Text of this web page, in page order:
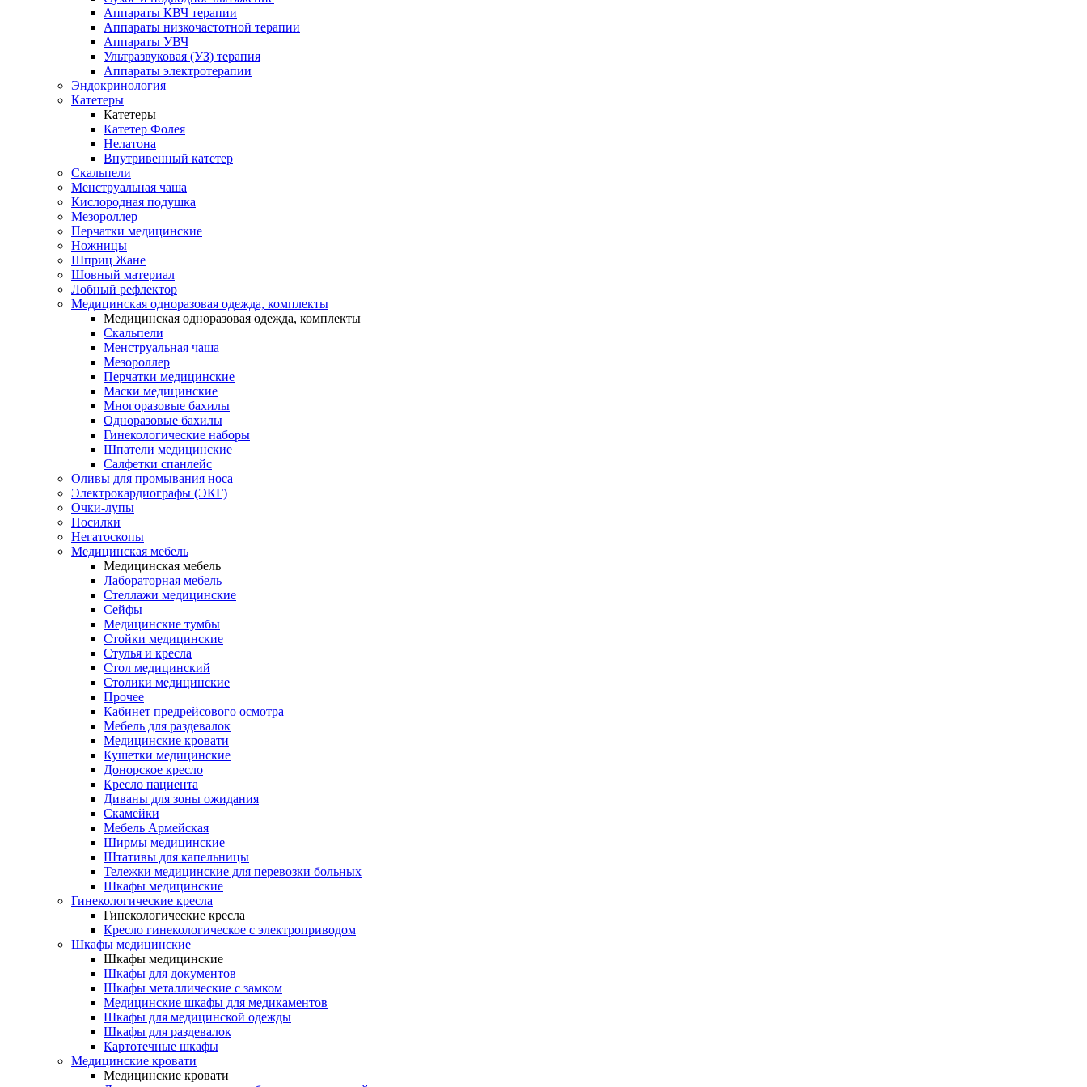
Аппараты КВЧ терапии
Аппараты низкочастотной терапии
Аппараты УВЧ
Ультразвуковая (УЗ) терапия
Аппараты электротерапии
Эндокринология
Катетеры
Катетеры
Катетер Фолея
Нелатона
Внутривенный катетер
Скальпели
Менструальная чаша
Кислородная подушка
Мезороллер
Перчатки медицинские
Ножницы
Шприц Жане
Шовный материал
Лобный рефлектор
Медицинская одноразовая одежда, комплекты
Медицинская одноразовая одежда, комплекты
Скальпели
Менструальная чаша
Мезороллер
Перчатки медицинские
Маски медицинские
Многоразовые бахилы
Одноразовые бахилы
Гинекологические наборы
Шпатели медицинские
Салфетки спанлейс
Оливы для промывания носа
Электрокардиографы (ЭКГ)
Очки-лупы
Носилки
Негатоскопы
Медицинская мебель
Медицинская мебель
Лабораторная мебель
Стеллажи медицинские
Сейфы
Медицинские тумбы
Стойки медицинские
Cтулья и кресла
Стол медицинский
Столики медицинские
Прочее
Кабинет предрейсового осмотра
Мебель для раздевалок
Медицинские кровати
Кушетки медицинские
Донорское кресло
Кресло пациента
Диваны для зоны ожидания
Скамейки
Мебель Армейская
Ширмы медицинские
Штативы для капельницы
Тележки медицинские для перевозки больных
Шкафы медицинские
Гинекологические кресла
Гинекологические кресла
Кресло гинекологическое с электроприводом
Шкафы медицинские
Шкафы медицинские
Шкафы для документов
Шкафы металлические с замком
Медицинские шкафы для медикаментов
Шкафы для медицинской одежды
Шкафы для раздевалок
Картотечные шкафы
Медицинские кровати
Медицинские кровати